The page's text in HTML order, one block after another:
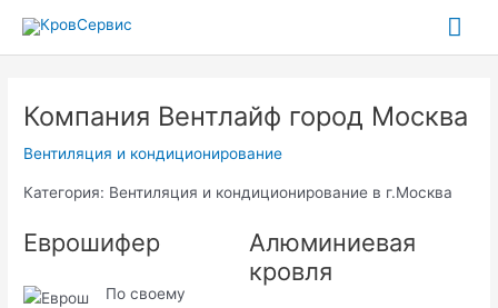
содержимому
Компания Вентлайф город Москва
Вентиляция и кондиционирование
Категория: Вентиляция и кондиционирование в г.Москва
Еврошифер
По своему
Алюминиевая
кровля